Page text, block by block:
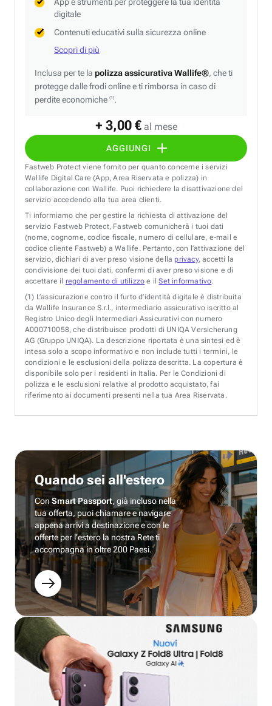
+ 3,00 € al mese
AGGIUNGI
digitale
Contenuti educativi sulla sicurezza online
Scopri di più
Inclusa per te la polizza assicurativa Wallife®, che ti
protegge dalle frodi online e ti rimborsa in caso di
perdite economiche (1).
Fastweb Protect viene fornito per quanto concerne i servizi
Wallife Digital Care (App, Area Riservata e polizza) in
collaborazione con Wallife. Puoi richiedere la disattivazione del
servizio accedendo alla tua area clienti.
Ti informiamo che per gestire la richiesta di attivazione del
servizio Fastweb Protect, Fastweb comunicherà i tuoi dati
(nome, cognome, codice fiscale, numero di cellulare, e-mail e
codice cliente Fastweb) a Wallife. Pertanto, con l’attivazione del
servizio, dichiari di aver preso visione della privacy, accetti la
condivisione dei tuoi dati, confermi di aver preso visione e di
accettare il regolamento di utilizzo e ilSet informativo.
(1) L’assicurazione contro il furto d’identità digitale è distribuita
da Wallife Insurance S.r.l., intermediario assicurativo iscritto al
Registro Unico degli Intermediari Assicurativi con numero
A000710058, che distribuisce prodotti di UNIQA Versicherung
AG (Gruppo UNIQA). La descrizione riportata è una sintesi ed è
intesa solo a scopo informativo e non include tutti i termini, le
condizioni e le esclusioni della polizza descritta. La copertura è
disponibile solo per i residenti in Italia. Per le Condizioni di
polizza e le esclusioni relative al prodotto acquistato, fai
riferimento ai documenti presenti nella tua Area Riservata.
Quando sei all'estero
ConSmart Passport, già incluso nella
tua offerta, puoi chiamare e navigare
appena arrivi a destinazione e con le
offerte per l’estero la nostra Rete ti
accompagna in oltre 200 Paesi.